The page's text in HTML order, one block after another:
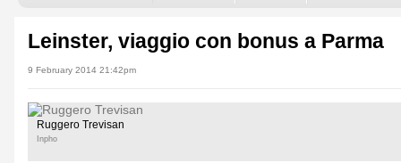
Leinster, viaggio con bonus a Parma
9 February 2014 21:42pm
Ruggero Trevisan
Inpho